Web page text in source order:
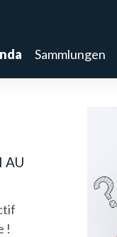
Sammlungen
AU
!